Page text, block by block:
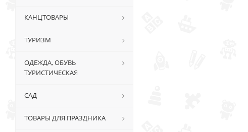
КАНЦТОВАРЫ
ТУРИЗМ
ОДЕЖДА, ОБУВЬ
ТУРИСТИЧЕСКАЯ
САД
ТОВАРЫ ДЛЯ ПРАЗДНИКА